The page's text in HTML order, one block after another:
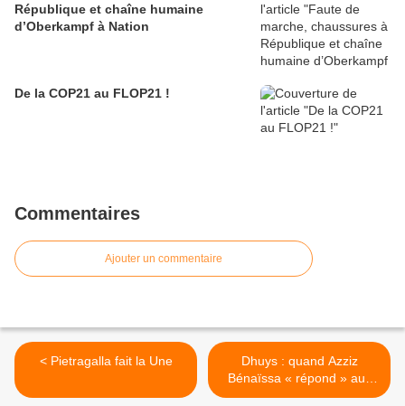
République et chaîne humaine
d’Oberkampf à Nation
De la COP21 au FLOP21 !
Commentaires
Ajouter un commentaire
< Pietragalla fait la Une
Dhuys : quand Azziz
Bénaïssa « répond » aux
questions … >